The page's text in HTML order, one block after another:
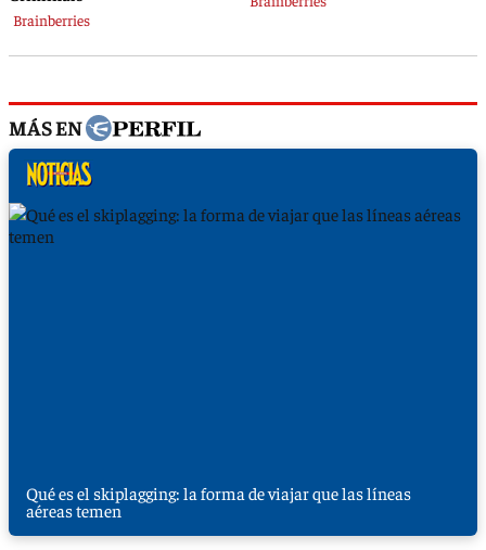
MÁS EN
Qué es el skiplagging: la forma de viajar que las líneas
aéreas temen